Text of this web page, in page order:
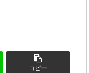
コピー